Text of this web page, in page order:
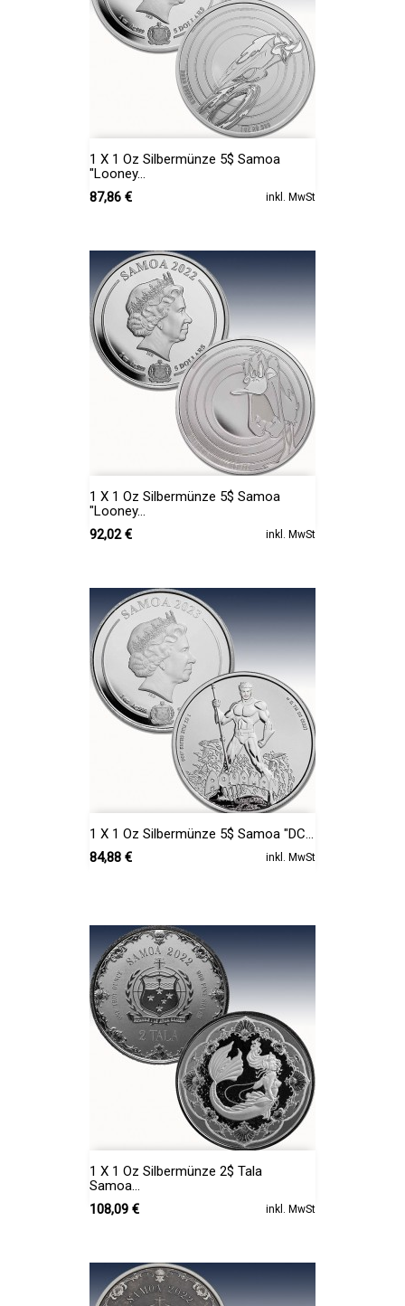
1 X 1 Oz Silbermünze 5$ Samoa
"Looney...
Preis
87,86 € inkl. MwSt
1 X 1 Oz Silbermünze 5$ Samoa
"Looney...
Preis
92,02 € inkl. MwSt
1 X 1 Oz Silbermünze 5$ Samoa "DC...
Preis
84,88 € inkl. MwSt
1 X 1 Oz Silbermünze 2$ Tala
Samoa...
Preis
108,09 € inkl. MwSt